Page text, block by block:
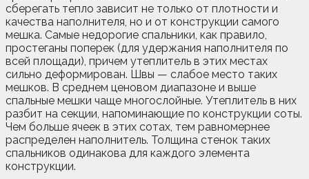
сберегать тепло зависит не только от плотности и
качества наполнителя, но и от конструкции самого
мешка. Самые недорогие спальники, как правило,
простеганы поперек (для удержания наполнителя по
всей площади), причем утеплитель в этих местах
сильно деформирован. Швы — слабое место таких
мешков. В среднем ценовом диапазоне и выше
спальные мешки чаще многослойные. Утеплитель в них
разбит на секции, напоминающие по конструкции соты.
Чем больше ячеек в этих сотах, тем равномернее
распределен наполнитель. Толщина стенок таких
спальников одинакова для каждого элемента
конструкции.